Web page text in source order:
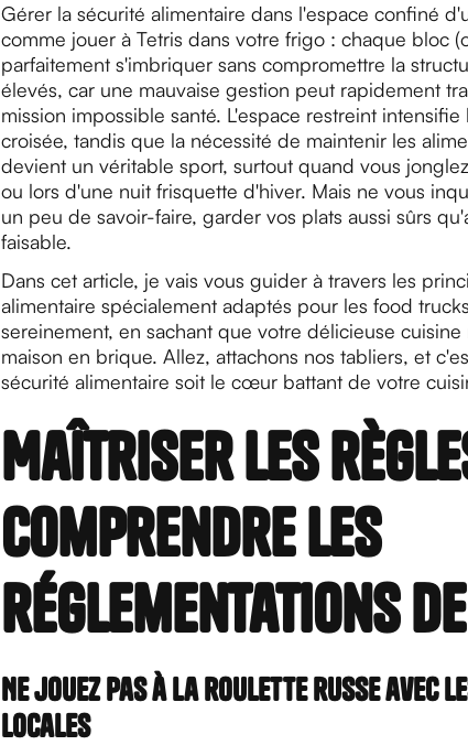
Gérer la sécurité alimentaire dans l'espace confiné
comme jouer à Tetris dans votre frigo : chaque bloc
parfaitement s'imbriquer sans compromettre la
élevés, car une mauvaise gestion peut rapidement
mission impossible santé. L'espace restreint
croisée, tandis que la nécessité de maintenir les
devient un véritable sport, surtout quand vous
ou lors d'une nuit frisquette d'hiver. Mais ne vous
un peu de savoir-faire, garder vos plats aussi sûrs
faisable.
Dans cet article, je vais vous guider à travers les
alimentaire spécialement adaptés pour les food
sereinement, en sachant que votre délicieuse
maison en brique. Allez, attachons nos tabliers, et
sécurité alimentaire soit le cœur battant de votre
Maîtriser les
comprendre les
réglementations
Ne jouez pas à la roulette russe avec
locales